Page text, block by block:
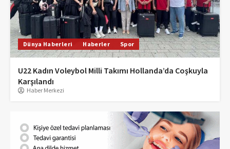
Dünya Haberleri Haberler Spor
U22 Kadın Voleybol Milli Takımı Hollanda’da Coşkuyla
Karşılandı
Haber Merkezi